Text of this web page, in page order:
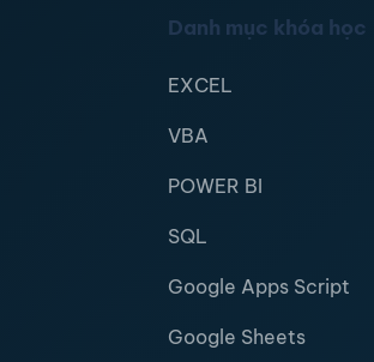
Danh mục khóa học
EXCEL
VBA
POWER BI
SQL
Google Apps Script
Google Sheets